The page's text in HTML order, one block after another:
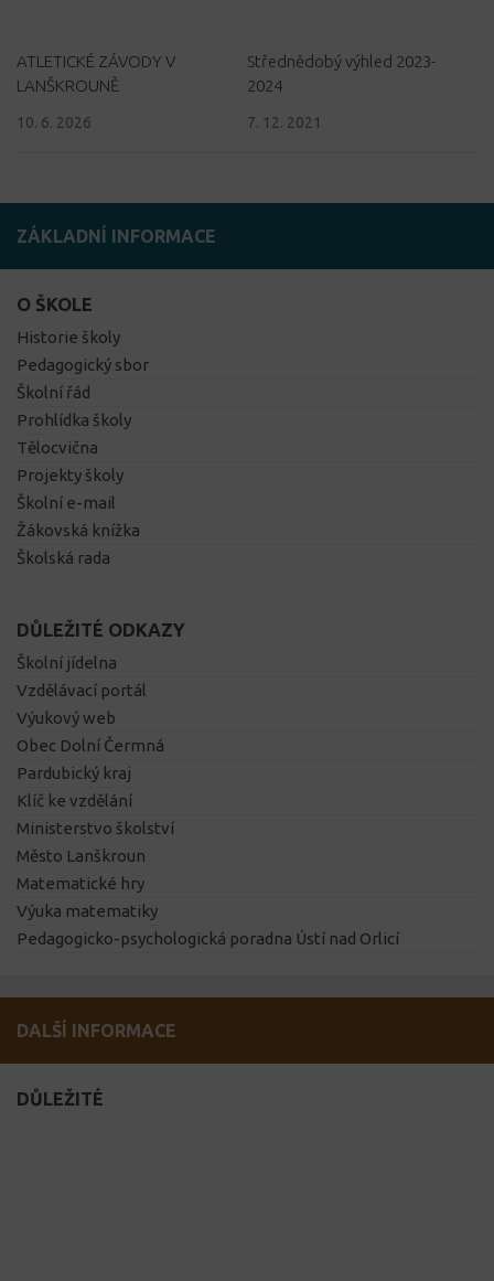
ATLETICKÉ ZÁVODY V
LANŠKROUNĚ
10. 6. 2026
Střednědobý výhled 2023-
2024
7. 12. 2021
ZÁKLADNÍ INFORMACE
O ŠKOLE
Historie školy
Pedagogický sbor
Školní řád
Prohlídka školy
Tělocvična
Projekty školy
Školní e-mail
Žákovská knížka
Školská rada
DŮLEŽITÉ ODKAZY
Školní jídelna
Vzdělávací portál
Výukový web
Obec Dolní Čermná
Pardubický kraj
Klíč ke vzdělání
Ministerstvo školství
Město Lanškroun
Matematické hry
Výuka matematiky
Pedagogicko-psychologická poradna Ústí nad Orlicí
DALŠÍ INFORMACE
DŮLEŽITÉ